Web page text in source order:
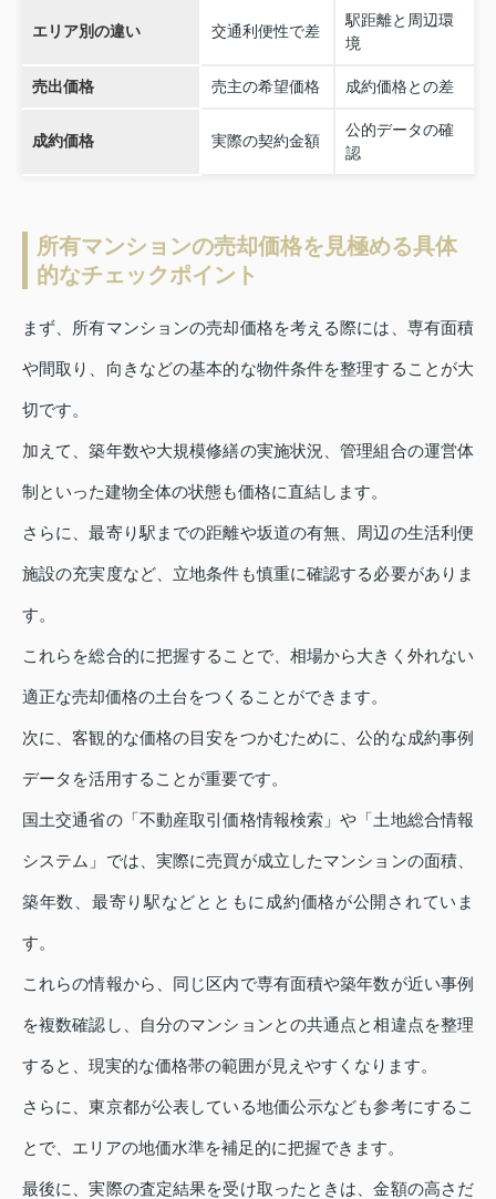
エリア別の違い 交通利便性で差
駅距離と周辺環
境
売出価格 売主の希望価格 成約価格との差
成約価格 実際の契約金額
公的データの確
認
所有マンションの売却価格を見極める具体
的なチェックポイント
まず、所有マンションの売却価格を考える際には、専有面積
や間取り、向きなどの基本的な物件条件を整理することが大
切です。
加えて、築年数や大規模修繕の実施状況、管理組合の運営体
制といった建物全体の状態も価格に直結します。
さらに、最寄り駅までの距離や坂道の有無、周辺の生活利便
施設の充実度など、立地条件も慎重に確認する必要がありま
す。
これらを総合的に把握することで、相場から大きく外れない
適正な売却価格の土台をつくることができます。
次に、客観的な価格の目安をつかむために、公的な成約事例
データを活用することが重要です。
国土交通省の「不動産取引価格情報検索」や「土地総合情報
システム」では、実際に売買が成立したマンションの面積、
築年数、最寄り駅などとともに成約価格が公開されていま
す。
これらの情報から、同じ区内で専有面積や築年数が近い事例
を複数確認し、自分のマンションとの共通点と相違点を整理
すると、現実的な価格帯の範囲が見えやすくなります。
さらに、東京都が公表している地価公示なども参考にするこ
とで、エリアの地価水準を補足的に把握できます。
最後に、実際の査定結果を受け取ったときは、金額の高さだ